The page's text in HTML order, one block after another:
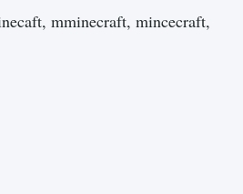
mminecraft, mincecraft,